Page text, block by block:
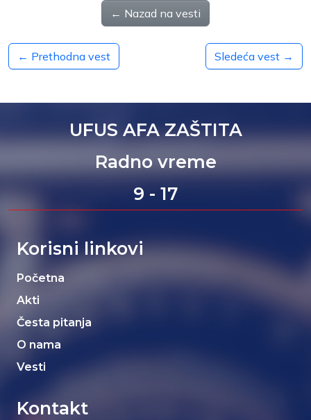
← Nazad na vesti
← Prethodna vest Sledeća vest →
UFUS AFA ZAŠTITA
Radno vreme
9 - 17
Korisni linkovi
Početna
Akti
Česta pitanja
O nama
Vesti
Kontakt